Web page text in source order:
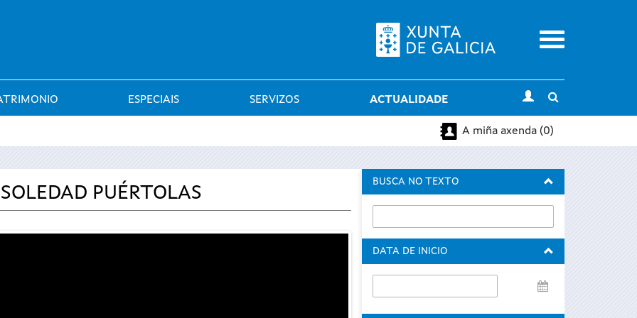
Menu
ESPECIAIS SERVIZOS ACTUALIDADE
search
A miña axenda (0)
PUÉRTOLAS
BUSCA NO TEXTO
DATA DE INICIO
de